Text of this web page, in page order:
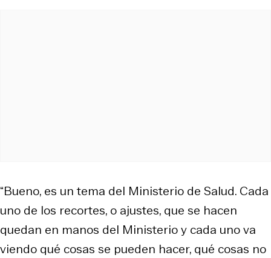
“Bueno, es un tema del Ministerio de Salud. Cada
uno de los recortes, o ajustes, que se hacen
quedan en manos del Ministerio y cada uno va
viendo qué cosas se pueden hacer, qué cosas no